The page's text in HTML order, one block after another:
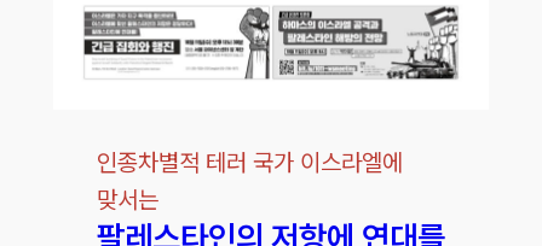
인종차별적 테러 국가 이스라엘에
맞서는